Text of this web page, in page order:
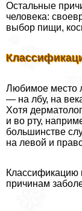
Остальные
человека:
выбор пищи,
Любимое место
— на лбу, на
Хотя
и во рту,
большинстве
на левой и
Классификацию
причинам